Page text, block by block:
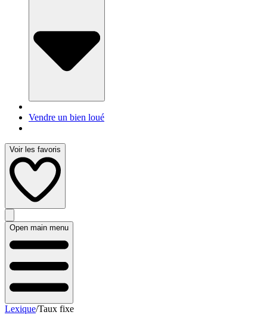
Vendre un bien loué
Voir les favoris
Open main menu
Lexique/Taux fixe